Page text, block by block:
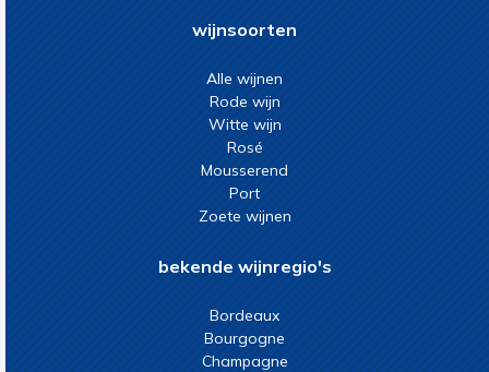
wijnsoorten
Alle wijnen
Rode wijn
Witte wijn
Rosé
Mousserend
Port
Zoete wijnen
bekende wijnregio's
Bordeaux
Bourgogne
Champagne